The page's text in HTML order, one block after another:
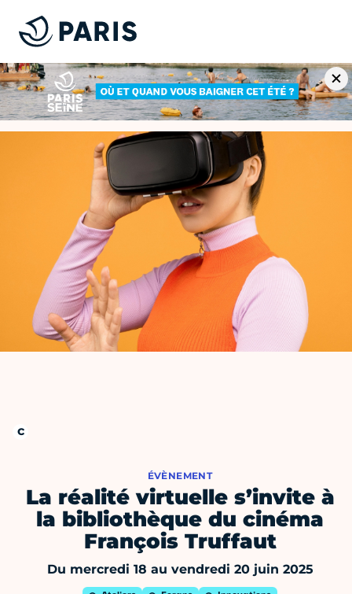
ÉVÈNEMENT
La réalité virtuelle s’invite à
la bibliothèque du cinéma
François Truffaut
Du mercredi 18 au vendredi 20 juin 2025